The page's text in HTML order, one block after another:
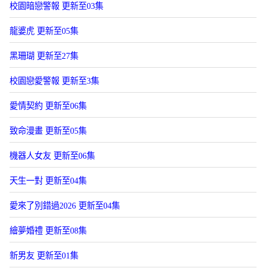
校園暗戀警報 更新至03集
龍婆虎 更新至05集
黑珊瑚 更新至27集
校園戀愛警報 更新至3集
愛情契約 更新至06集
致命漫畫 更新至05集
機器人女友 更新至06集
天生一對 更新至04集
愛來了別錯過2026 更新至04集
繪夢婚禮 更新至08集
新男友 更新至01集